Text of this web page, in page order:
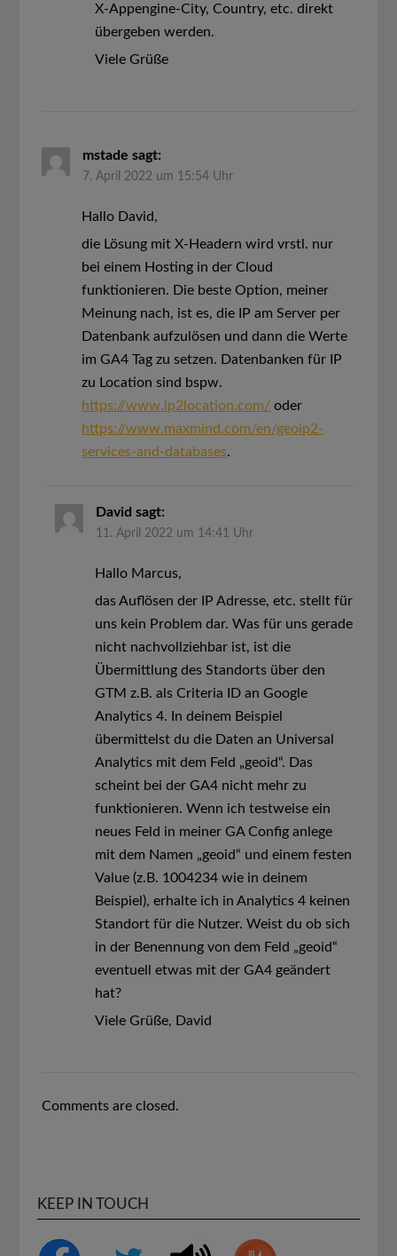
X-Appengine-City, Country, etc. direkt
übergeben werden.
Viele Grüße
mstade sagt:
7. April 2022 um 15:54 Uhr
Hallo David,
die Lösung mit X-Headern wird vrstl. nur
bei einem Hosting in der Cloud
funktionieren. Die beste Option, meiner
Meinung nach, ist es, die IP am Server per
Datenbank aufzulösen und dann die Werte
im GA4 Tag zu setzen. Datenbanken für IP
zu Location sind bspw.
https://www.ip2location.com/ oder
https://www.maxmind.com/en/geoip2-
services-and-databases.
David sagt:
11. April 2022 um 14:41 Uhr
Hallo Marcus,
das Auflösen der IP Adresse, etc. stellt für
uns kein Problem dar. Was für uns gerade
nicht nachvollziehbar ist, ist die
Übermittlung des Standorts über den
GTM z.B. als Criteria ID an Google
Analytics 4. In deinem Beispiel
übermittelst du die Daten an Universal
Analytics mit dem Feld „geoid“. Das
scheint bei der GA4 nicht mehr zu
funktionieren. Wenn ich testweise ein
neues Feld in meiner GA Config anlege
mit dem Namen „geoid“ und einem festen
Value (z.B. 1004234 wie in deinem
Beispiel), erhalte ich in Analytics 4 keinen
Standort für die Nutzer. Weist du ob sich
in der Benennung von dem Feld „geoid“
eventuell etwas mit der GA4 geändert
hat?
Viele Grüße, David
Comments are closed.
KEEP IN TOUCH